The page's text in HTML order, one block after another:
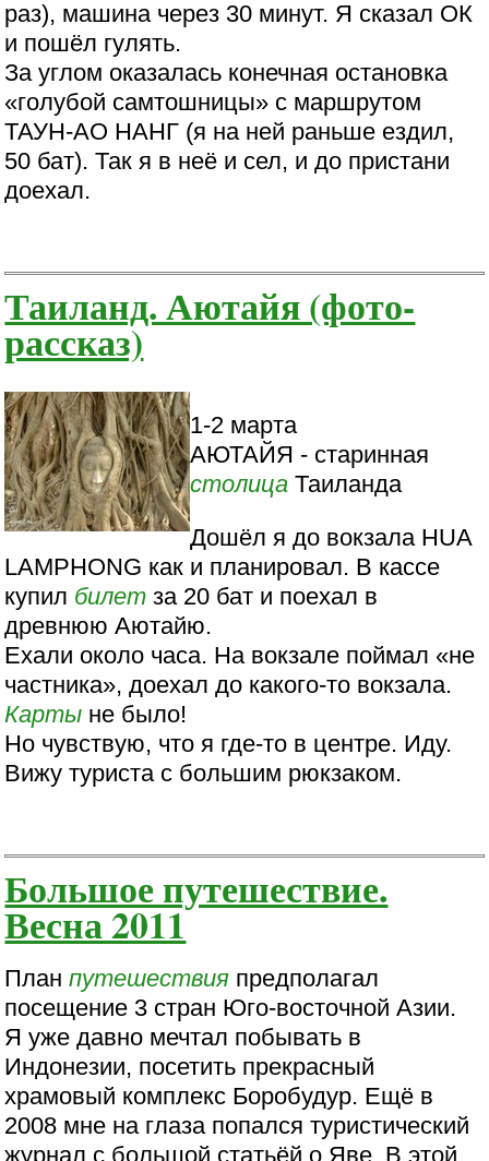
раз), машина через 30 минут. Я сказал ОК
и пошёл гулять.
За углом оказалась конечная остановка
«голубой самтошницы» с маршрутом
ТАУН-АО НАНГ (я на ней раньше ездил,
50 бат). Так я в неё и сел, и до пристани
доехал.
Таиланд. Аютайя (фото-
рассказ)
1-2 марта
АЮТАЙЯ - старинная
столица Таиланда
Дошёл я до вокзала HUA
LAMPHONG как и планировал. В кассе
купил билет за 20 бат и поехал в
древнюю Аютайю.
Ехали около часа. На вокзале поймал «не
частника», доехал до какого-то вокзала.
Карты не было!
Но чувствую, что я где-то в центре. Иду.
Вижу туриста с большим рюкзаком.
Большое путешествие.
Весна 2011
Планпутешествия предполагал
посещение 3 стран Юго-восточной Азии.
Я уже давно мечтал побывать в
Индонезии, посетить прекрасный
храмовый комплекс Боробудур. Ещё в
2008 мне на глаза попался туристический
журнал с большой статьёй о Яве. В этой